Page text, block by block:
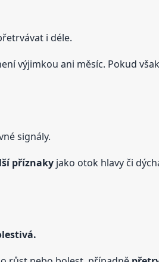
i déle.
výjimkou ani měsíc. Pokud však
signály.
příznakyjako otok hlavy či